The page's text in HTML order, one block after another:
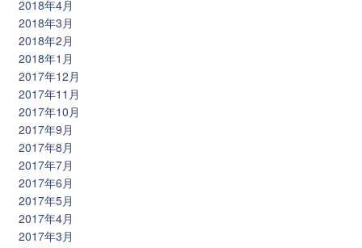
2018年4月
2018年3月
2018年2月
2018年1月
2017年12月
2017年11月
2017年10月
2017年9月
2017年8月
2017年7月
2017年6月
2017年5月
2017年4月
2017年3月